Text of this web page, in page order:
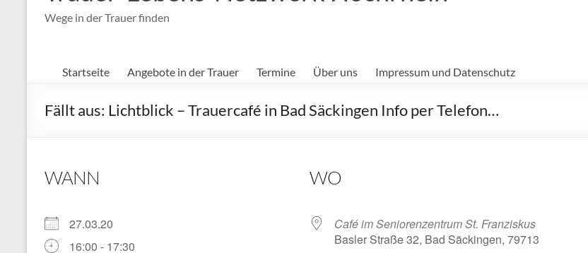
Wege in der Trauer finden
Startseite Angebote in der Trauer Termine Über uns Impressum und Datenschutz
Fällt aus: Lichtblick – Trauercafé in Bad Säckingen Info per Telefon…
WANN
27.03.20
16:00 - 17:30
WO
Café im Seniorenzentrum St. Franziskus
Basler Straße 32, Bad Säckingen, 79713